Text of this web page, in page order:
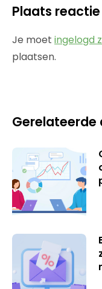
Plaats reactie
Je moet ingelogd
plaatsen.
Gerelateerde